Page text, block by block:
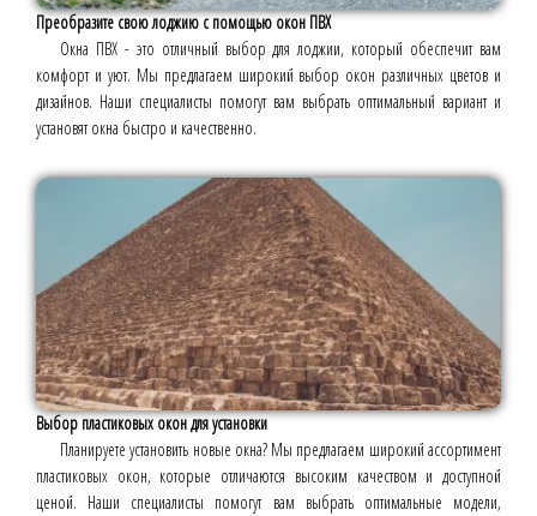
Преобразите свою лоджию с помощью окон ПВХ
Окна ПВХ - это отличный выбор для лоджии, который обеспечит вам
комфорт и уют. Мы предлагаем широкий выбор окон различных цветов и
дизайнов. Наши специалисты помогут вам выбрать оптимальный вариант и
установят окна быстро и качественно.
Выбор пластиковых окон для установки
Планируете установить новые окна? Мы предлагаем широкий ассортимент
пластиковых окон, которые отличаются высоким качеством и доступной
ценой. Наши специалисты помогут вам выбрать оптимальные модели,